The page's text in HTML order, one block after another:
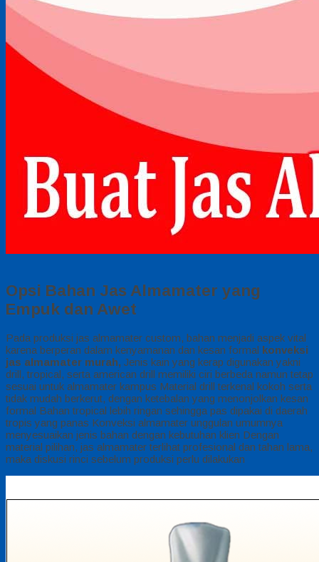
Opsi Bahan Jas Almamater yang
Empuk dan Awet
Pada produksi jas almamater custom, bahan menjadi aspek vital
karena berperan dalam kenyamanan dan kesan formal konveksi
jas almamater murah, Jenis kain yang kerap digunakan yakni
drill, tropical, serta american drill memiliki ciri berbeda namun tetap
sesuai untuk almamater kampus Material drill terkenal kokoh serta
tidak mudah berkerut, dengan ketebalan yang menonjolkan kesan
formal Bahan tropical lebih ringan sehingga pas dipakai di daerah
tropis yang panas Konveksi almamater unggulan umumnya
menyesuaikan jenis bahan dengan kebutuhan klien Dengan
material pilihan, jas almamater terlihat profesional dan tahan lama,
maka diskusi rinci sebelum produksi perlu dilakukan